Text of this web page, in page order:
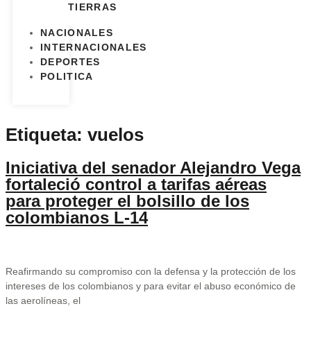
TIERRAS
NACIONALES
INTERNACIONALES
DEPORTES
POLITICA
Etiqueta: vuelos
Iniciativa del senador Alejandro Vega
fortaleció control a tarifas aéreas
para proteger el bolsillo de los
colombianos L-14
Reafirmando su compromiso con la defensa y la protección de los
intereses de los colombianos y para evitar el abuso económico de
las aerolíneas, el